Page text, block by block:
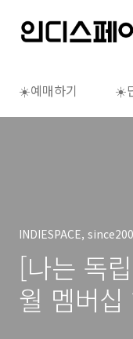
☀️예매하기 ☀️
INDIESPACE,
[나는 독
월 멤버십